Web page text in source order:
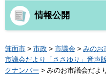
情報公開
箕面市 > 市政 > 市議会 > みのお
市議会だより「ささゆり」音声
クナンバー > みのお市議会だよ